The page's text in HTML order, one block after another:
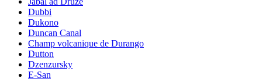
Dubbi
Dukono
Duncan Canal
Champ volcanique de Durango
Dutton
Dzenzursky
E-San